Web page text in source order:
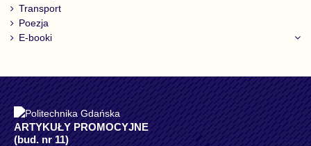
Transport
Poezja
E-booki
ARTYKUŁY PROMOCYJNE
(bud. nr 11)